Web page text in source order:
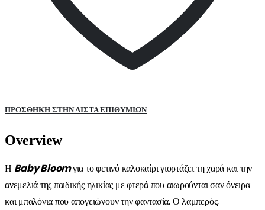
ΠΡΌΣΘΉΚΗ ΣΤΗΝ ΛΊΣΤΑ ΕΠΙΘΥΜΙΏΝ
Overview
Η BabyBloomγια το φετινό καλοκαίρι γιορτάζει τη χαρά και την
ανεμελιά της παιδικής ηλικίας με φτερά που αιωρούνται σαν όνειρα
και μπαλόνια που απογειώνουν την φαντασία. Ο λαμπερός,